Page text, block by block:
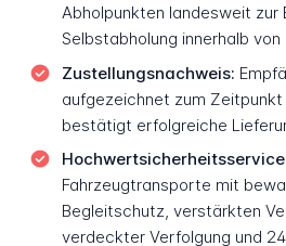
Abholpunkten landesweit zur
Selbstabholung innerhalb
Zustellungsnachweis:
aufgezeichnet zum Zeitpunkt
bestätigt erfolgreiche
Fahrzeugtransporte mit
Begleitschutz, verstärkten
verdeckter Verfolgung und